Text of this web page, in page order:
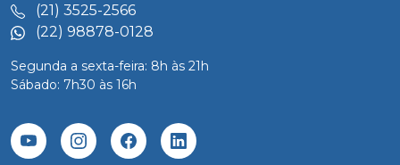
(21) 3525-2566
(22) 98878-0128
Segunda a sexta-feira: 8h às 21h
Sábado: 7h30 às 16h